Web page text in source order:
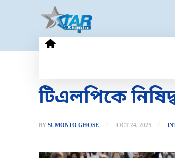
টিএলপিকে
BY SUMONTO GHOSE OCT 24, 2025